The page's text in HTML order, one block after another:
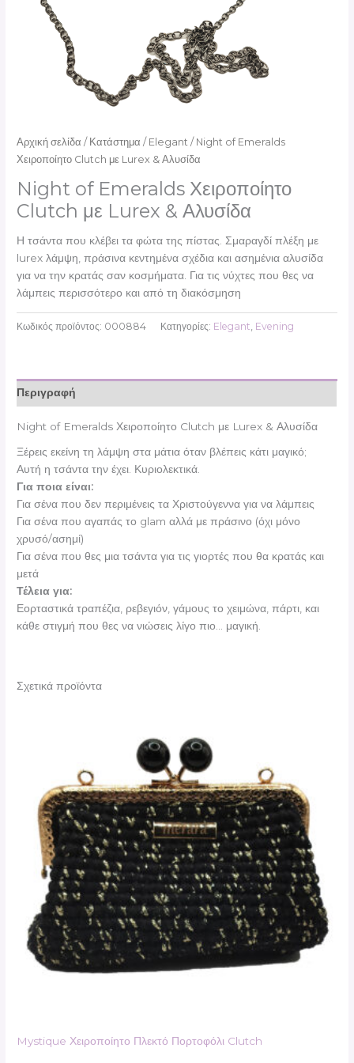
Αρχική σελίδα / Κατάστημα / Elegant / Night of Emeralds
Χειροποίητο Clutch με Lurex & Αλυσίδα
Night of Emeralds Χειροποίητο
Clutch με Lurex & Αλυσίδα
Η τσάντα που κλέβει τα φώτα της πίστας. Σμαραγδί πλέξη με
lurex λάμψη, πράσινα κεντημένα σχέδια και ασημένια αλυσίδα
για να την κρατάς σαν κοσμήματα. Για τις νύχτες που θες να
λάμπεις περισσότερο και από τη διακόσμηση
Κωδικός προϊόντος: 000884 Κατηγορίες: Elegant Evening
Περιγραφή
Night of Emeralds Χειροποίητο Clutch με Lurex & Αλυσίδα
Ξέρεις εκείνη τη λάμψη στα μάτια όταν βλέπεις κάτι μαγικό;
Αυτή η τσάντα την έχει. Κυριολεκτικά.
Για ποια είναι:
Για σένα που δεν περιμένεις τα Χριστούγεννα για να λάμπεις
Για σένα που αγαπάς το glam αλλά με πράσινο (όχι μόνο
χρυσό/ασημί)
Για σένα που θες μια τσάντα για τις γιορτές που θα κρατάς και
μετά
Τέλεια για:
Εορταστικά τραπέζια, ρεβεγιόν, γάμους το χειμώνα, πάρτι, και
κάθε στιγμή που θες να νιώσεις λίγο πιο… μαγική.
Σχετικά προϊόντα
Mystique Χειροποίητο Πλεκτό Πορτοφόλι Clutch